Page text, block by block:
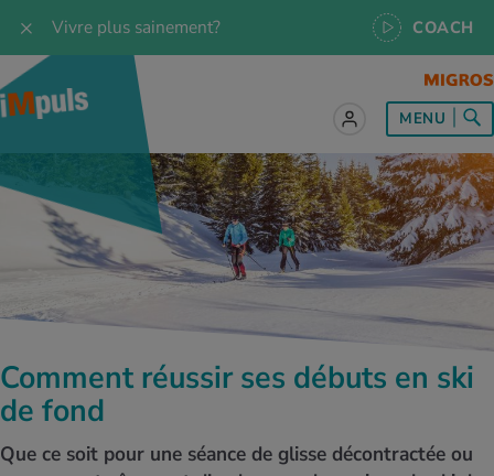
Vivre plus sainement? COACH
sur le sujet Alimentation
les recettes
idéal
sainement
sur le sujet Mouvement
& Jogging
& outdoor
accessoires
sur le sujet Relaxation
de vie
sur le sujet Médecine
de la santé
au quotidien
du sport
sur le sujet Service
test et quiz
d'iMpuls
MENU
Comment réussir ses débuts en ski
de fond
Que ce soit pour une séance de glisse décontractée ou